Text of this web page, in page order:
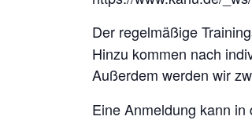
Der regelmäßige
Hinzu kommen nach
Außerdem werden wir
Eine Anmeldung kann